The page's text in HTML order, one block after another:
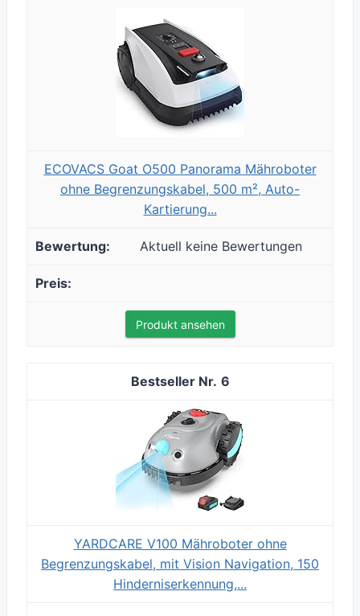
ECOVACS Goat O500 Panorama Mähroboter
ohne Begrenzungskabel, 500 m², Auto-
Kartierung...
Aktuell keine Bewertungen
Produkt ansehen
6
YARDCARE V100 Mähroboter ohne
Begrenzungskabel, mit Vision Navigation, 150
Hinderniserkennung,...